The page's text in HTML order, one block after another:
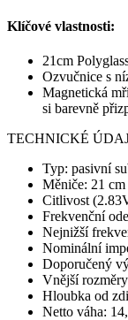
Klíčové vlastnosti:
21cm
Ozvučnice s
Magnetická
si barevně
TECHNICKÉ
Typ: pasivní
Měniče: 21
Citlivost
Frekvenční
Nejnižší
Nominální
Doporučený
Vnější
Hloubka od
Netto váha: